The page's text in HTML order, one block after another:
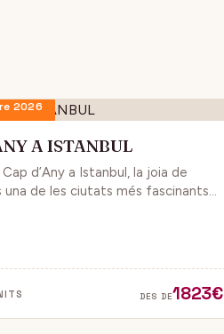
2026
A ISTANBUL
d’Any a Istanbul, la joia de
una de les ciutats més fascinants
DES DE1823€